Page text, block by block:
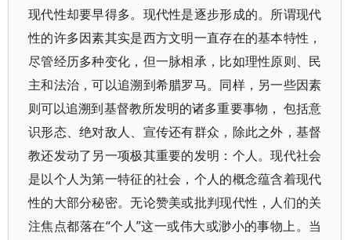
现代性却要早得多。现代性是逐步形成的。所谓现代
性的许多因素其实是西方文明一直存在的基本特性，
尽管经历多种变化，但一脉相承，比如理性原则、民
主和法治，可以追溯到希腊罗马。同样，另一些因素
则可以追溯到基督教所发明的诸多重要事物， 包括意
识形态、绝对敌人、宣传还有群众，除此之外，基督
教还发动了另一项极其重要的发明：个人。现代社会
是以个人为第一特征的社会，个人的概念蕴含着现代
性的大部分秘密。无论赞美或批判现代性，人们的关
注焦点都落在“个人”这一或伟大或渺小的事物上。当